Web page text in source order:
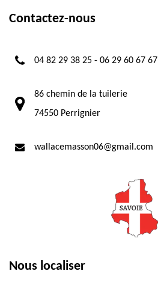
Contactez-nous
04 82 29 38 25 - 06 29 60 67 67
86 chemin de la tuilerie
74550 Perrignier
wallacemasson06@gmail.com
Nous localiser